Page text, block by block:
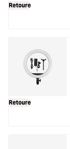
Retoure
Retoure